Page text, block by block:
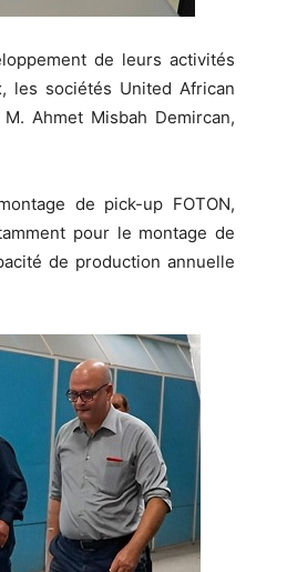
de leurs activités
les sociétés United African
Ahmet Misbah Demircan,
de pick-up FOTON,
pour le montage de
de production annuelle